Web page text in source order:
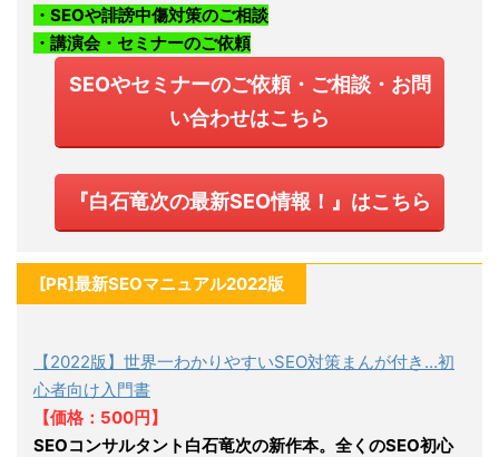
・SEOや誹謗中傷対策のご相談
・講演会・セミナーのご依頼
SEOやセミナーのご依頼・ご相談・お問
い合わせはこちら
『白石竜次の最新SEO情報！』はこちら
[PR]最新SEOマニュアル2022版
【2022版】世界一わかりやすいSEO対策まんが付き…初
心者向け入門書
【価格：500円】
SEOコンサルタント白石竜次の新作本。全くのSEO初心